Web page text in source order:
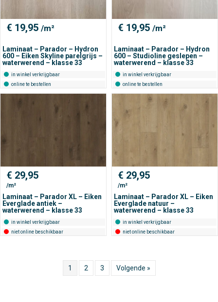
€ 19,95 /m²
Laminaat – Parador – Hydron
600 – Eiken Skyline parelgrijs –
waterwerend – klasse 33
in winkel verkrijgbaar
online te bestellen
€ 19,95 /m²
Laminaat – Parador – Hydron
600 – Studioline geslepen –
waterwerend – klasse 33
in winkel verkrijgbaar
online te bestellen
€ 29,95
/m²
Laminaat – Parador XL – Eiken
Everglade antiek –
waterwerend – klasse 33
in winkel verkrijgbaar
niet online beschikbaar
€ 29,95
/m²
Laminaat – Parador XL – Eiken
Everglade natuur –
waterwerend – klasse 33
in winkel verkrijgbaar
niet online beschikbaar
1 2 3 Volgende »